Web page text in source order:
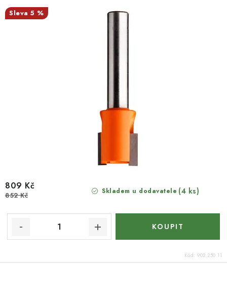
u
k
d
u
5 %
Skladem u dodavatele (4 ks)
809 Kč
852 Kč
Kód: 902.250.11